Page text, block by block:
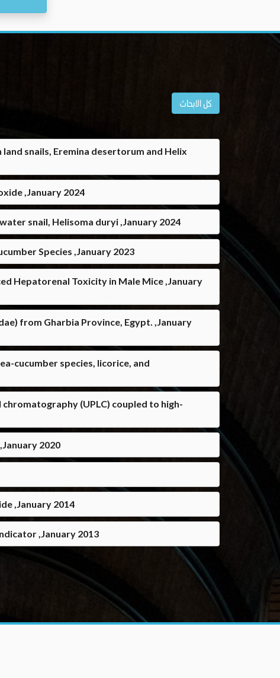
كل الابحاث
snails, Eremina desertorum and Helix
,January 2024
snail, Helisoma duryi ,January 2024
Species ,January 2023
Hepatorenal Toxicity in Male Mice ,January
from Gharbia Province, Egypt. ,January
cucumber species, licorice, and
(UPLC) coupled to high-
2020
,January 2014
,January 2013